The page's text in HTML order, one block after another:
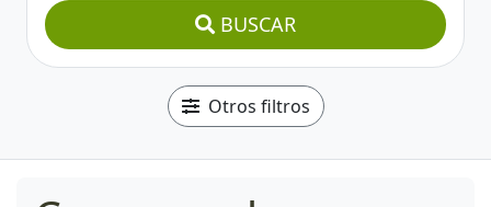
BUSCAR
Otros filtros